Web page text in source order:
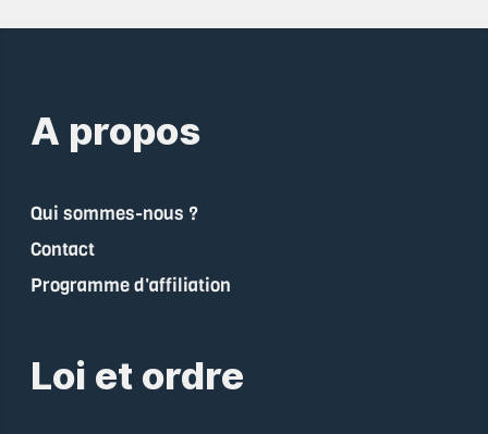
A propos
Qui sommes-nous ?
Contact
Programme d'affiliation
Loi et ordre